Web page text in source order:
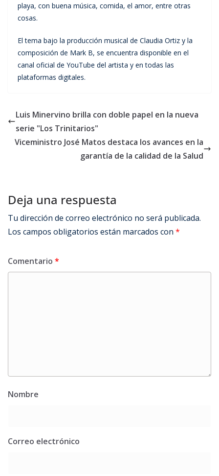
playa, con buena música, comida, el amor, entre otras
cosas.
El tema bajo la producción musical de Claudia Ortiz y la
composición de Mark B, se encuentra disponible en el
canal oficial de YouTube del artista y en todas las
plataformas digitales.
Luis Minervino brilla con doble papel en la nueva
serie "Los Trinitarios"
Viceministro José Matos destaca los avances en la
garantía de la calidad de la Salud
Deja una respuesta
Tu dirección de correo electrónico no será publicada.
Los campos obligatorios están marcados con *
Comentario *
Nombre
Correo electrónico